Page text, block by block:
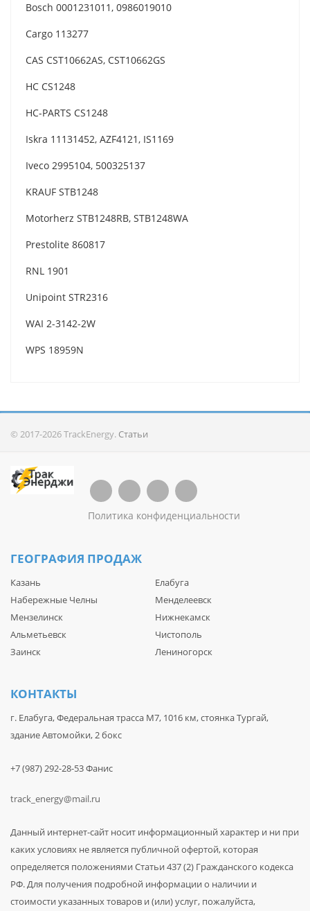
Bosch 0001231011, 0986019010
Cargo 113277
CAS CST10662AS, CST10662GS
HC CS1248
HC-PARTS CS1248
Iskra 11131452, AZF4121, IS1169
Iveco 2995104, 500325137
KRAUF STB1248
Motorherz STB1248RB, STB1248WA
Prestolite 860817
RNL 1901
Unipoint STR2316
WAI 2-3142-2W
WPS 18959N
© 2017-2026 TrackEnergy. Статьи
Политика конфиденциальности
ГЕОГРАФИЯ ПРОДАЖ
Казань
Набережные Челны
Мензелинск
Альметьевск
Заинск
Елабуга
Менделеевск
Нижнекамск
Чистополь
Лениногорск
КОНТАКТЫ
г. Елабуга, Федеральная трасса М7, 1016 км, стоянка Тургай,
здание Автомойки, 2 бокс
+7 (987) 292-28-53 Фанис
track_energy@mail.ru
Данный интернет-сайт носит информационный характер и ни при
каких условиях не является публичной офертой, которая
определяется положениями Статьи 437 (2) Гражданского кодекса
РФ. Для получения подробной информации о наличии и
стоимости указанных товаров и (или) услуг, пожалуйста,